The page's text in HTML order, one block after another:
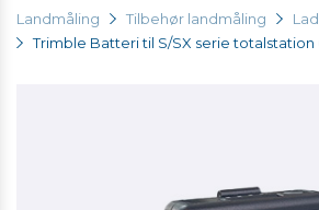
Landmåling Tilbehør landmåling
Trimble Batteri til S/SX serie totalstation